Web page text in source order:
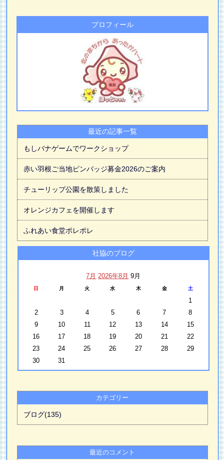
プロフィール
最近の記事一覧
もしバナゲームでワークショップ
赤い羽根ご当地ピンバッジ募金2026のご案内
チューリップ公園を散策しました
オレンジカフェを開催します
ふれあい食堂ポレポレ
社協のブログ
7月 2026年8月 9月
日 月 火 水 木 金 土
1
2
3 4 5 6 7
8
9
10 11 12 13 14
15
16
17 18 19 20 21
22
23
24 25 26 27 28
29
30
31
カテゴリー
ブログ(135)
最近のコメント